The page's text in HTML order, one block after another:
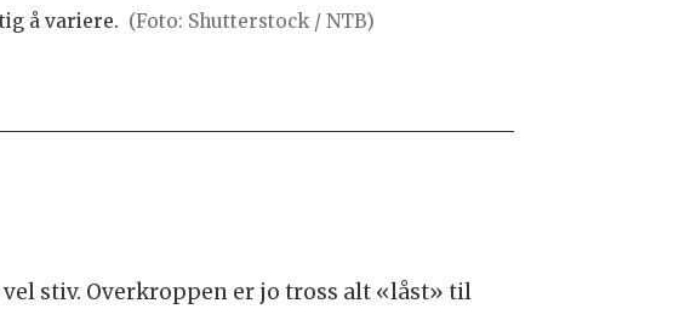
å variere. (Foto: Shutterstock / NTB)
stiv. Overkroppen er jo tross alt «låst» til